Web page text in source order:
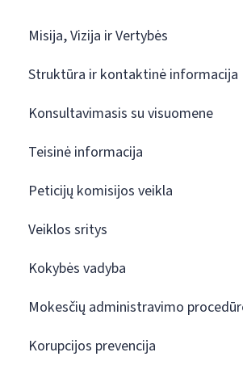
Misija, Vizija ir Vertybės
Struktūra ir kontaktinė informacija
Konsultavimasis su visuomene
Teisinė informacija
Peticijų komisijos veikla
Veiklos sritys
Kokybės vadyba
Mokesčių administravimo
Korupcijos prevencija